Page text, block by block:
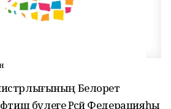
Белорет
бүлеге Рәсәй Федерацияһы